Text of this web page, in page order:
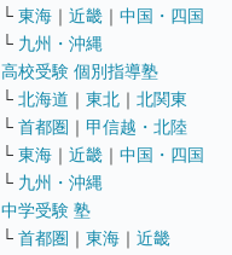
└ 東海 ｜ 近畿 ｜ 中国・四国
└ 九州・沖縄
高校受験 個別指導塾
└ 北海道 ｜ 東北 ｜ 北関東
└ 首都圏 ｜ 甲信越・北陸
└ 東海 ｜ 近畿 ｜ 中国・四国
└ 九州・沖縄
中学受験 塾
└ 首都圏 ｜ 東海 ｜ 近畿